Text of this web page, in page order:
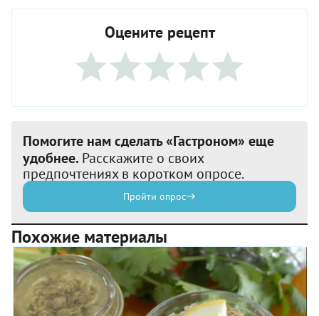
Оцените рецепт
Помогите нам сделать «Гастроном» еще
удобнее. Расскажите о своих
предпочтениях в коротком опросе.
Пройти опрос
Похожие материалы